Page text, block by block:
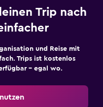
Trip nach
und Reise mit
Trips ist kostenlos
– egal wo.